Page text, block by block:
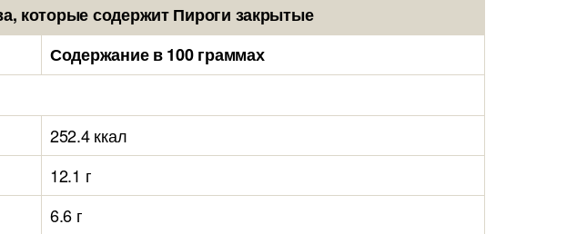
которые содержит Пироги закрытые
Содержание в 100 граммах
252.4 ккал
12.1 г
6.6 г